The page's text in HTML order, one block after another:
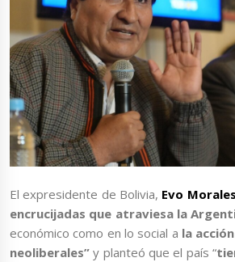
El expresidente de Bolivia, Evo Morales
encrucijadas que atraviesa la
económico como en lo social a la
neoliberales” y planteó que el país “